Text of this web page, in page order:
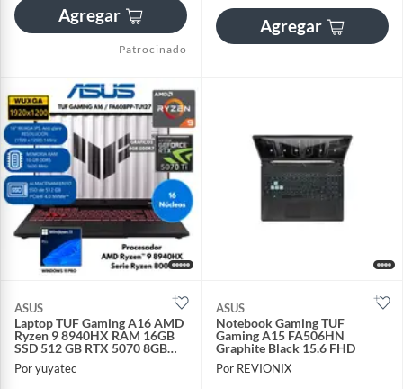
Agregar
Patrocinado
Agregar
ASUS
Laptop TUF Gaming A16 AMD
Ryzen 9 8940HX RAM 16GB
SSD 512 GB RTX 5070 8GB
16" WUXGA Windows 11
Por yuyatec
ASUS
Notebook Gaming TUF
Gaming A15 FA506HN
Graphite Black 15.6 FHD
Por REVIONIX